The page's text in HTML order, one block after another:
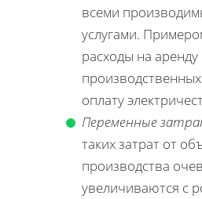
всеми
услугами.
расходы на аренду
оплату
Переменные
таких затрат от
производства
увеличиваются с